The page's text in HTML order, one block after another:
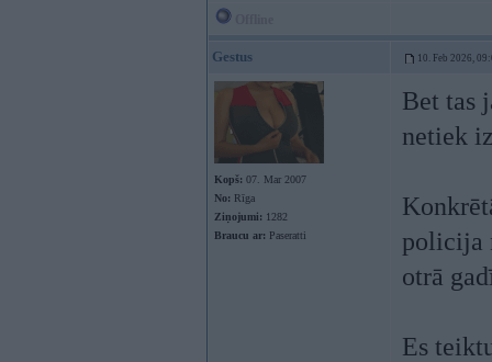
Gestus 10. Feb 2026,
Kopš: 07. Mar 2007
No: Rīga
Ziņojumi: 1282
Braucu ar: Paseratti
Bet tas
netiek
policija
otrā
Es